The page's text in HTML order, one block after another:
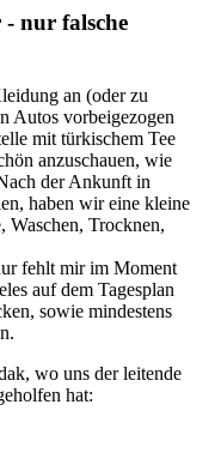
- nur falsche
an (oder zu
Autos vorbeigezogen
mit türkischem Tee
anzuschauen, wie
der Ankunft in
haben wir eine kleine
Waschen, Trocknen,
fehlt mir im Moment
auf dem Tagesplan
sowie mindestens
wo uns der leitende
hat: